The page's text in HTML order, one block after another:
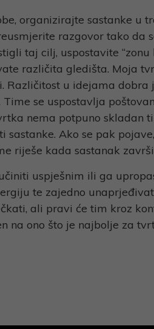
organizirajte sastanke u
razgovor tako da
taj cilj, uspostavite “zonu
različita gledišta. Moja
Različitost u idejama dobra
se uspostavlja
nema potpuno skladan
sastanke. Ako se pak
riješe kada sastanak
uspješnim ili ga
te zajedno
ali pravi će tim kroz
na ono što je najbolje za